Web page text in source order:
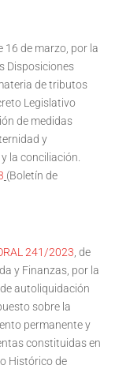
16 de marzo, por la
Disposiciones
de tributos
Legislativo
de medidas
y
la conciliación.
(Boletín de
241/2023 , de
y Finanzas, por la
autoliquidación
sobre la
permanente y
constituidas en
Histórico de